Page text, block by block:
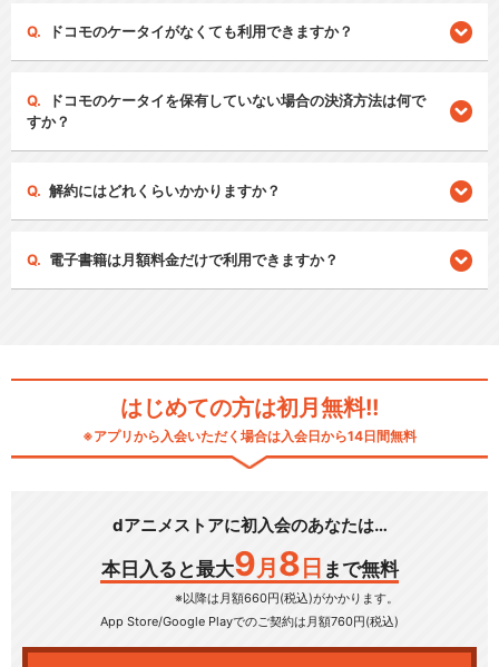
ドコモのケータイがなくても利用できますか？
ドコモのケータイを保有していない場合の決済方法は何で
すか？
解約にはどれくらいかかりますか？
電子書籍は月額料金だけで利用できますか？
はじめての方は初月無料!!
※アプリから入会いただく場合は入会日から14日間無料
dアニメストアに初入会のあなたは…
本日入ると最大9 月 8 日 まで無料
※以降は月額660円(税込)がかかります。
App Store/Google Playでのご契約は月額760円(税込)